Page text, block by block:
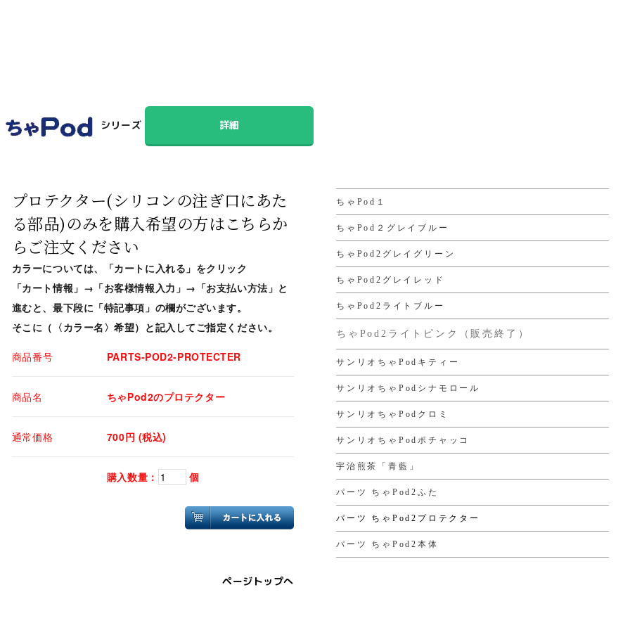
シリーズ 詳細
プロテクター(シリコンの注ぎ口にあた
る部品)のみを購入希望の方はこちらか
らご注文ください
カラーについては、「カートに入れる」をクリック
「カート情報」→「お客様情報入力」→「お支払い方法」と
進むと、最下段に「特記事項」の欄がございます。
そこに（〈カラー名〉希望）と記入してご指定ください。
商品番号 PARTS-POD2-PROTECTER
商品名 ちゃPod2のプロテクター
通常価格 700円 (税込)
購入数量： 個
ページトップへ
ちゃPod１
ちゃPod２グレイブルー
ちゃPod2グレイグリーン
ちゃPod2グレイレッド
ちゃPod2ライトブルー
ちゃPod2ライトピンク（販売終了）
サンリオちゃPodキティー
サンリオちゃPodシナモロール
サンリオちゃPodクロミ
サンリオちゃPodポチャッコ
宇治煎茶「青藍」
パーツ ちゃPod2ふた
パーツ ちゃPod2プロテクター
パーツ ちゃPod2本体